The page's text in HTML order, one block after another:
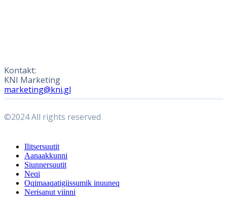
Kontakt:
KNI Marketing
marketing@kni.gl
©2024 All rights reserved
Close
Menu
Ilitsersuutit
Aanaakkunni
Siunnersuutit
Neqi
Oqimaaqatigiissumik inuuneq
Nerisanut viinni